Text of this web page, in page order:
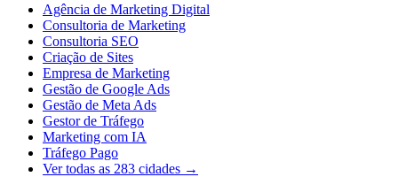
Agência de Marketing Digital
Consultoria de Marketing
Consultoria SEO
Criação de Sites
Empresa de Marketing
Gestão de Google Ads
Gestão de Meta Ads
Gestor de Tráfego
Marketing com IA
Tráfego Pago
Ver todas as 283 cidades →